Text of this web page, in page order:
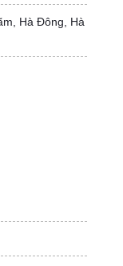
Hà Đông, Hà